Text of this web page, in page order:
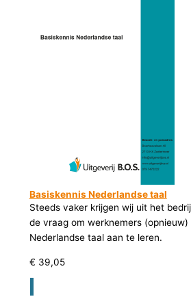
Basiskennis Nederlandse taal
Steeds vaker krijgen wij uit het
de vraag om werknemers
Nederlandse taal aan te leren.
€ 39,05